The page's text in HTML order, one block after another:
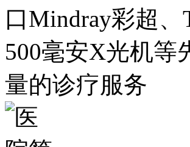
口Mindray彩超
500毫安X光机等
量的诊疗服务